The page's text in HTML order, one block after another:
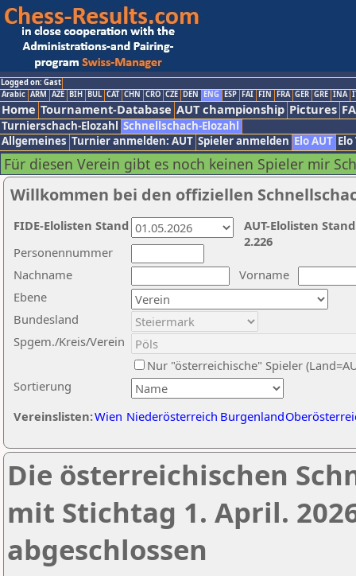
Logged on: Gast
Arabic ARM AZE BIH BUL CAT CHN CRO CZE DEN ENG ESP FAI FIN FRA GER GRE INA
Home Tournament-Database AUT championship Pictures
Turnierschach-Elozahl Schnellschach-Elozahl
Allgemeines Turnier anmelden: AUT Spieler anmelden Elo AUT
Für diesen Verein gibt es noch keinen Spieler mir
Willkommen bei den offiziellen
Nachname
Vorname
Ebene
Sortierung
Personennummer
Bundesland
Spgem./Kreis/Verein
Nur "österreichische" Spieler
Vereinslisten:Wien Niederösterreich Burgenland
AUT-Elolisten
2.226
FIDE-Elolisten Stand
Die österreichischen
mit Stichtag 1. April.
abgeschlossen